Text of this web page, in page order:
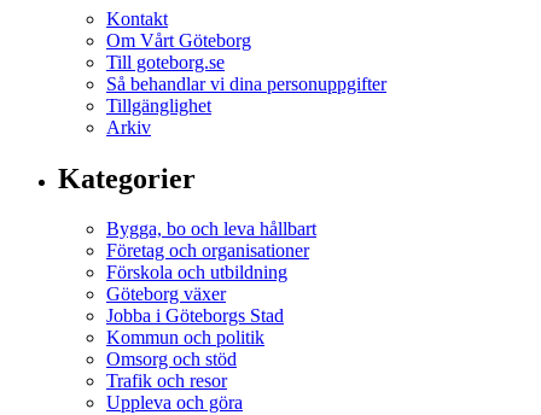
Kontakt
Om Vårt Göteborg
Till goteborg.se
Så behandlar vi dina personuppgifter
Tillgänglighet
Arkiv
Kategorier
Bygga, bo och leva hållbart
Företag och organisationer
Förskola och utbildning
Göteborg växer
Jobba i Göteborgs Stad
Kommun och politik
Omsorg och stöd
Trafik och resor
Uppleva och göra